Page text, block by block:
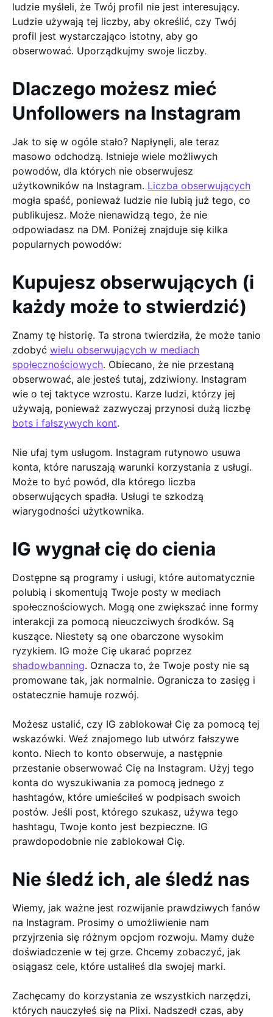
ludzie myśleli, że Twój profil nie jest interesujący.
Ludzie używają tej liczby, aby określić, czy Twój
profil jest wystarczająco istotny, aby go
obserwować. Uporządkujmy swoje liczby.
Dlaczego możesz mieć
Unfollowers na Instagram
Jak to się w ogóle stało? Napłynęli, ale teraz
masowo odchodzą. Istnieje wiele możliwych
powodów, dla których nie obserwujesz
użytkowników na Instagram. Liczba obserwujących
mogła spaść, ponieważ ludzie nie lubią już tego, co
publikujesz. Może nienawidzą tego, że nie
odpowiadasz na DM. Poniżej znajduje się kilka
popularnych powodów:
Kupujesz obserwujących (i
każdy może to stwierdzić)
Znamy tę historię. Ta strona twierdziła, że może tanio
zdobyć wielu obserwujących w mediach
społecznościowych. Obiecano, że nie przestaną
obserwować, ale jesteś tutaj, zdziwiony. Instagram
wie o tej taktyce wzrostu. Karze ludzi, którzy jej
używają, ponieważ zazwyczaj przynosi dużą liczbę
bots i fałszywych kont.
Nie ufaj tym usługom. Instagram rutynowo usuwa
konta, które naruszają warunki korzystania z usługi.
Może to być powód, dla którego liczba
obserwujących spadła. Usługi te szkodzą
wiarygodności użytkownika.
IG wygnał cię do cienia
Dostępne są programy i usługi, które automatycznie
polubią i skomentują Twoje posty w mediach
społecznościowych. Mogą one zwiększać inne formy
interakcji za pomocą nieuczciwych środków. Są
kuszące. Niestety są one obarczone wysokim
ryzykiem. IG może Cię ukarać poprzez
shadowbanning. Oznacza to, że Twoje posty nie są
promowane tak, jak normalnie. Ogranicza to zasięg i
ostatecznie hamuje rozwój.
Możesz ustalić, czy IG zablokował Cię za pomocą tej
wskazówki. Weź znajomego lub utwórz fałszywe
konto. Niech to konto obserwuje, a następnie
przestanie obserwować Cię na Instagram. Użyj tego
konta do wyszukiwania za pomocą jednego z
hashtagów, które umieściłeś w podpisach swoich
postów. Jeśli post, którego szukasz, używa tego
hashtagu, Twoje konto jest bezpieczne. IG
prawdopodobnie nie zablokował Cię.
Nie śledź ich, ale śledź nas
Wiemy, jak ważne jest rozwijanie prawdziwych fanów
na Instagram. Prosimy o umożliwienie nam
przyjrzenia się różnym opcjom rozwoju. Mamy duże
doświadczenie w tej grze. Chcemy zobaczyć, jak
osiągasz cele, które ustaliłeś dla swojej marki.
Zachęcamy do korzystania ze wszystkich narzędzi,
których nauczyłeś się na Plixi. Nadszedł czas, aby